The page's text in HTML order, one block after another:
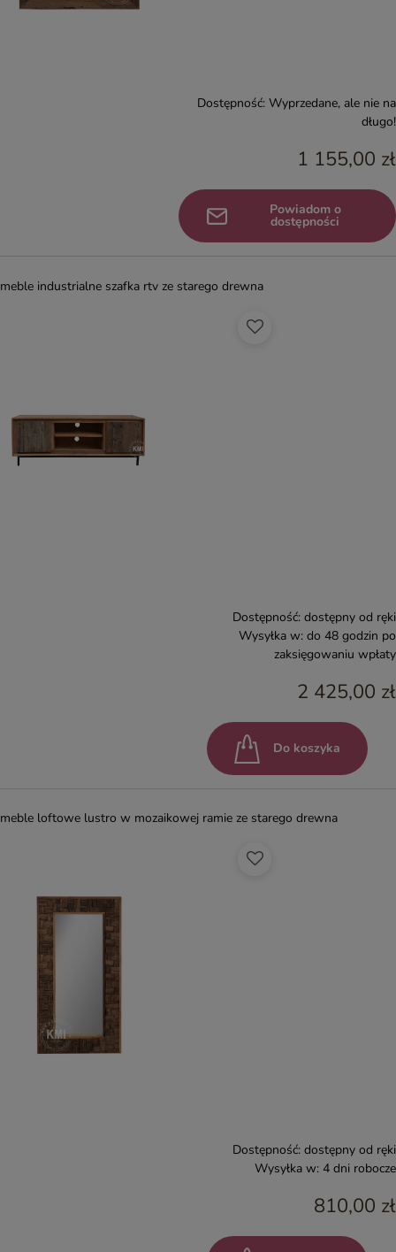
Dostępność: Wyprzedane, ale nie na
długo!
1 155,00 zł
Powiadom o
dostępności
meble industrialne szafka rtv ze starego drewna
Dostępność: dostępny od ręki
Wysyłka w: do 48 godzin po
zaksięgowaniu wpłaty
2 425,00 zł
Do koszyka
meble loftowe lustro w mozaikowej ramie ze starego drewna
Dostępność: dostępny od ręki
Wysyłka w: 4 dni robocze
810,00 zł